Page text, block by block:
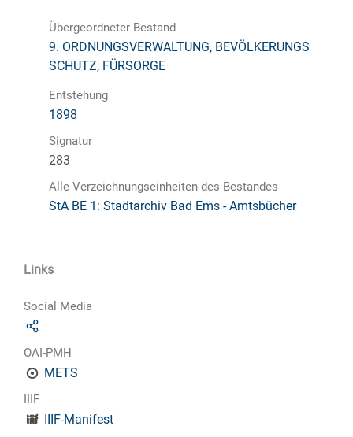
Übergeordneter Bestand
9. ORDNUNGSVERWALTUNG, BEVÖLKERUNGS
SCHUTZ, FÜRSORGE
Entstehung
1898
Signatur
283
Alle Verzeichnungseinheiten des Bestandes
StA BE 1: Stadtarchiv Bad Ems - Amtsbücher
Links
Social Media
OAI-PMH
METS
IIIF
IIIF-Manifest